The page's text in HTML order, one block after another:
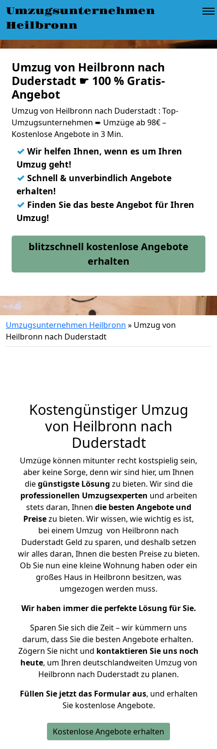
Umzugsunternehmen
Heilbronn
Umzug von Heilbronn nach
Duderstadt ☛ 100 % Gratis-
Angebot
Umzug von Heilbronn nach Duderstadt : Top-
Umzugsunternehmen ➨ Umzüge ab 98€ –
Kostenlose Angebote in 3 Min.
✓ Wir helfen Ihnen, wenn es um Ihren
Umzug geht!
✓ Schnell & unverbindlich Angebote
erhalten!
✓ Finden Sie das beste Angebot für Ihren
Umzug!
blitzschnell kostenlose Angebote
erhalten
Umzugsunternehmen Heilbronn » Umzug von
Heilbronn nach Duderstadt
Kostengünstiger Umzug
von Heilbronn nach
Duderstadt
Umzüge können mitunter recht kostspielig sein,
aber keine Sorge, denn wir sind hier, um Ihnen
diegünstigste Lösung zu bieten. Wir sind die
professionellen Umzugsexperten und arbeiten
stets daran, Ihnen die besten Angebote und
Preisezu bieten. Wir wissen, wie wichtig es ist,
bei einem Umzug von Heilbronn nach
Duderstadt Geld zu sparen, und deshalb setzen
wir alles daran, Ihnen die besten Preise zu bieten.
Ob Sie nun eine kleine Wohnung haben oder ein
großes Haus in Heilbronn besitzen, was
umgezogen werden muss.
Wir haben immer die perfekte Lösung für Sie.
Sparen Sie sich die Zeit – wir kümmern uns
darum, dass Sie die besten Angebote erhalten.
Zögern Sie nicht und kontaktieren Sie uns noch
heute, um Ihren deutschlandweiten Umzug von
Heilbronn nach Duderstadt zu planen.
Füllen Sie jetzt das Formular aus, und erhalten
Sie kostenlose Angebote.
Kostenlose Angebote erhalten